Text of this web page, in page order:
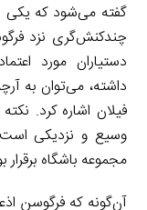
گفته می‌شود که یکی
چندکنش‌گری نزد
دستیاران مورد
داشته، می‌توان به
فیلان اشاره کرد.
وسیع و نزدیکی است
مجموعه باشگاه
آن‌گونه که فرگوسن